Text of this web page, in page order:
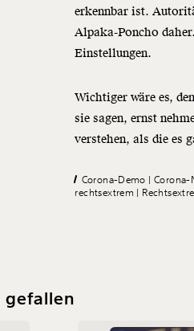
erkennbar ist.
Alpaka-Poncho
Einstellungen.
Wichtiger wäre es,
sie sagen, ernst
verstehen, als die es
Corona-Demo Corona-
rechtsextrem
gefallen